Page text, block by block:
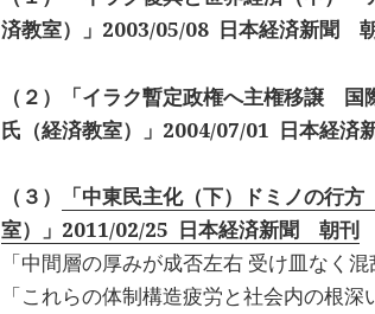
済教室）」2003/05/08 日本経済新聞
（２）「イラク暫定政権へ主権移譲
氏（経済教室）」2004/07/01 日本経
（３）
「中東民主化（下）ドミノの行
室）」2011/02/25 日本経済新聞 朝刊
「中間層の厚みが成否左右 受け皿なく混
「これらの体制構造疲労と社会内の根